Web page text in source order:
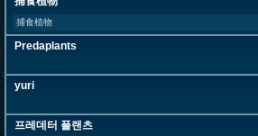
捕食植物
Predaplants
yuri
프레데터 플랜츠